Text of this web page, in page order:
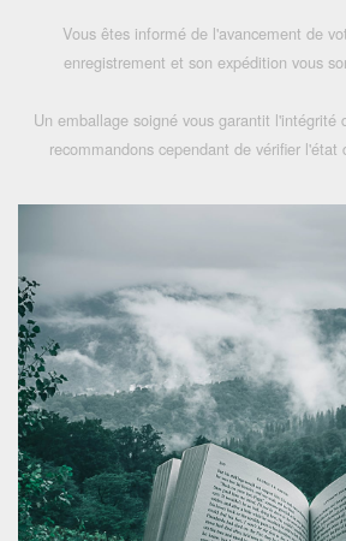
Vous êtes informé de l'avancement de
enregistrement et son expédition vous
Un emballage soigné vous garantit l'intégrité
recommandons cependant de vérifier l'état